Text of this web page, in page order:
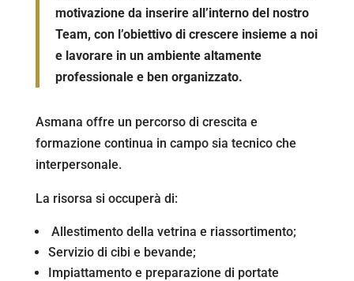
motivazione da inserire all’interno del nostro
Team, con l’obiettivo di crescere insieme a noi
e lavorare in un ambiente altamente
professionale e ben organizzato.
Asmana offre un percorso di crescita e
formazione continua in campo sia tecnico che
interpersonale.
La risorsa si occuperà di:
Allestimento della vetrina e riassortimento;
Servizio di cibi e bevande;
Impiattamento e preparazione di portate